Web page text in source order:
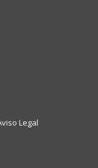
Legal